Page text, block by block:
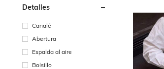
Detalles
Canalé
Abertura
Espalda al aire
Bolsillo